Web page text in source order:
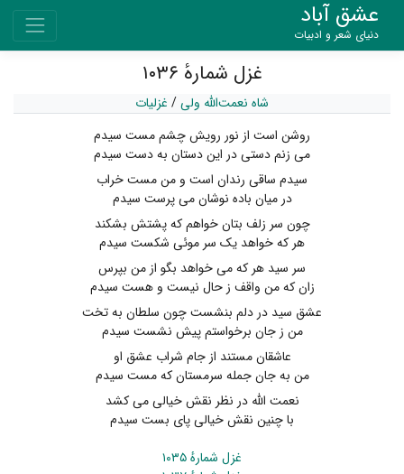
عشق آباد
دنیای شعر و ادبیات
غزل شمارهٔ ۱۰۳۶
شاه نعمت‌الله ولی/ غزلیات
روشن است از نور رویش چشم مست سیدم
می زنم دستی در این دستان به دست سیدم
سیدم ساقی رندان است و من مست خراب
در میان باده نوشان می پرست سیدم
چون سر زلف بتان خواهم که پشتش بشکند
هر که خواهد یک سر موئی شکست سیدم
سر سید هر که می خواهد بگو از من بپرس
زان که من واقف ز حال نیست و هست سیدم
عشق سید در دلم بنشست چون سلطان به تخت
من ز جان برخواستم پیش نشست سیدم
عاشقان مستند از جام شراب عشق او
من به جان جمله سرمستان که مست سیدم
نعمت الله در نظر نقش خیالی می کشد
با چنین نقش خیالی پای بست سیدم
غزل شمارهٔ ۱۰۳۵